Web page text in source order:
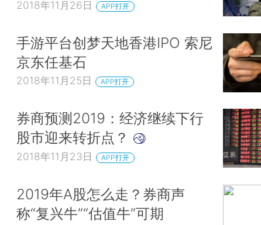
2018年11月26日 APP打开
手游平台创梦天地香港IPO 索尼
京东任基石
2018年11月25日 APP打开
券商预测2019：经济继续下行
股市迎来转折点？
2018年11月23日 APP打开
2019年A股怎么走？券商声
称“复兴牛”“估值牛”可期